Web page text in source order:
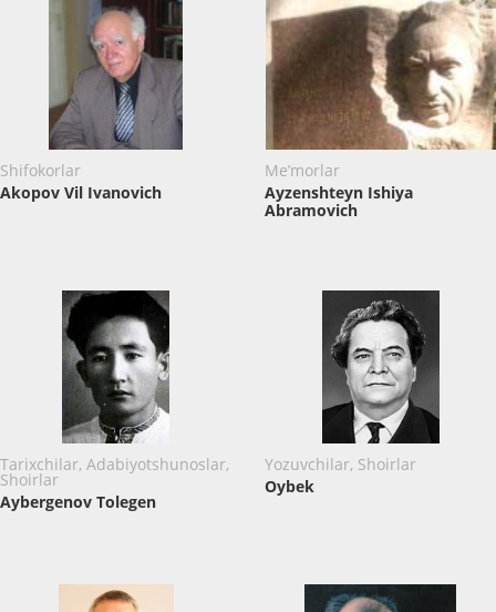
Shifokorlar
Akopov Vil Ivanovich
Me’morlar
Ayzenshteyn Ishiya
Abramovich
Tarixchilar, Adabiyotshunoslar,
Shoirlar
Aybergenov Tolegen
Yozuvchilar, Shoirlar
Oybek